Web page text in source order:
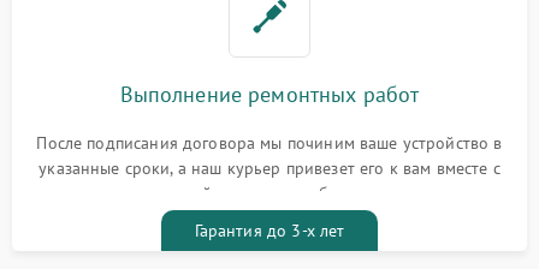
Выполнение ремонтных работ
После подписания договора мы починим ваше устройство в
указанные сроки, а наш курьер привезет его к вам вместе с
гарантийным талоном бесплатно
Гарантия до 3-х лет